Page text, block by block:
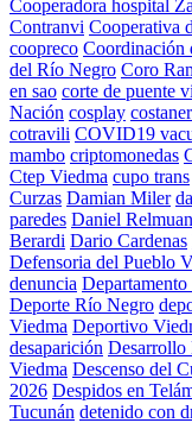
Cooperadora hospital
Contranvi Cooperativa
coopreco Coordinación
del Río Negro Coro
en sao corte de puente
Nación cosplay
cotravili COVID19
mambo criptomonedas
Ctep Viedma cupo trans
Curzas Damian Miler
paredes Daniel Relmuan
Berardi Dario Cardenas
Defensoria del Pueblo
denuncia
Deporte Río Negro
Viedma Deportivo
desaparición Desarrollo
Viedma Descenso del
2026 Despidos en
Tucunán detenido con